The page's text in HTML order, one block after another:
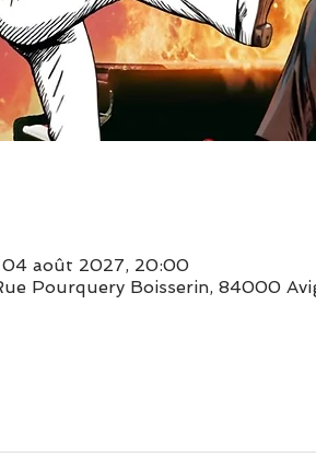
août 2027, 20:00
Pourquery Boisserin, 84000